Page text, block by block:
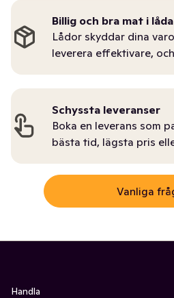
Billig och bra mat i låda
Lådor skyddar dina
leverera effektivare,
Schyssta leveranser
Boka en leverans som
bästa tid, lägsta pris
Vanliga
Handla